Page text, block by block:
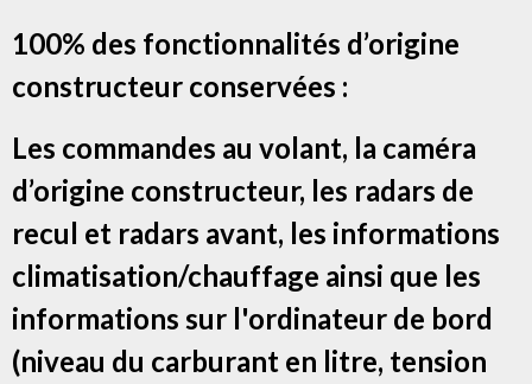
100% des fonctionnalités d’origine
constructeur conservées :
Les commandes au volant, la caméra
d’origine constructeur, les radars de
recul et radars avant, les informations
climatisation/chauffage ainsi que les
informations sur l'ordinateur de bord
(niveau du carburant en litre, tension